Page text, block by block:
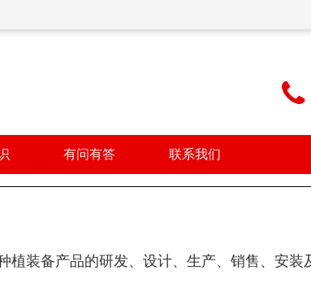
有问有答 联系我们
植装备产品的研发、设计、生产、销售、安